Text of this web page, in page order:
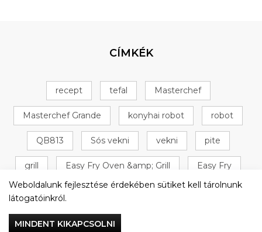
CÍMKÉK
recept tefal Masterchef
Masterchef Grande konyhai robot robot
QB813 Sós vekni vekni pite
grill Easy Fry Oven &amp; Grill Easy Fry
Oven &amp; Grill + 16 következő
Weboldalunk fejlesztése érdekében sütiket kell tárolnunk
látogatóinkról.
MINDENT KIKAPCSOLNI